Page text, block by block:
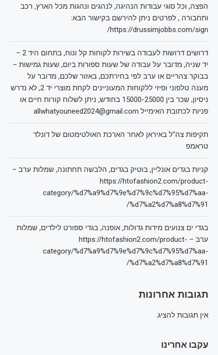
הפצה, וכל סוגי עבודות הנהיגה, לנהגים ונהגות מכל הארץ, רכב
ותחבורה , לפרטים ניתן להירשם בקישור הבא:
https://drussimjobbs.com/sign/
דרושים דרושות לעבודה בשירות לקוחות קל ונוח, בתחום היד 2 –
יד שניה, מדובר על עבודה של שעות ספורות ביום, שעות גמישות –
בבוקר צהריים או ערב לפי בחירתכם, באזור שלכם, מדובר על
מענה טלפוני ופיזי ללקוחות המעוניינים לקחת מוצרי יד 2, לא נדרש
ניסיון, שכר בין 15000-25000 בחודש, ניתן לשלוח קורות חיים או
פניות לכתובת האימייל allwhatyouneed2024@gmail.com
תקיפות צה"ל באיראן לאחר הארכת האולטימטום של דונלד
טראמפ
קניות בגדים אונליין, בוטיק בגדים, הלבשה תחתונה, שמלות ערב –
https://htofashion2.com/product-
category/%d7%a9%d7%9e%d7%9c%d7%95%d7%aa-
%d7%a2%d7%a8%d7%91/
בגדי ים צנועים מידות גדולות, אופנה, בגדי ספורט לילדים, שמלות
ערב – https://htofashion2.com/product-
category/%d7%a9%d7%9e%d7%9c%d7%95%d7%aa-
%d7%a2%d7%a8%d7%91/
תגובות אחרונות
אין תגובות להציג.
עקבו אחרינו